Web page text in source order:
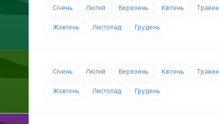
Січень Лютий Березень Квітень
Жовтень Листопад Грудень
Січень Лютий Березень Квітень
Жовтень Листопад Грудень